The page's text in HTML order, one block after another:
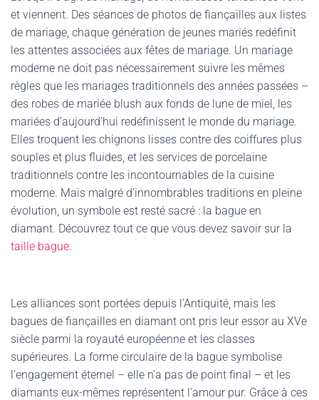
et viennent. Des séances de photos de fiançailles aux listes
de mariage, chaque génération de jeunes mariés redéfinit
les attentes associées aux fêtes de mariage. Un mariage
moderne ne doit pas nécessairement suivre les mêmes
règles que les mariages traditionnels des années passées –
des robes de mariée blush aux fonds de lune de miel, les
mariées d’aujourd’hui redéfinissent le monde du mariage.
Elles troquent les chignons lisses contre des coiffures plus
souples et plus fluides, et les services de porcelaine
traditionnels contre les incontournables de la cuisine
moderne. Mais malgré d’innombrables traditions en pleine
évolution, un symbole est resté sacré : la bague en
diamant. Découvrez tout ce que vous devez savoir sur la
taille bague.
Les alliances sont portées depuis l’Antiquité, mais les
bagues de fiançailles en diamant ont pris leur essor au XVe
siècle parmi la royauté européenne et les classes
supérieures. La forme circulaire de la bague symbolise
l’engagement éternel – elle n’a pas de point final – et les
diamants eux-mêmes représentent l’amour pur. Grâce à ces